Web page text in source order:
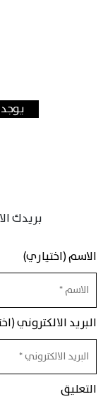
يوجد 0 تعليقات علي هذه المقالة
بريدك
الاسم (اختياري)
البريد الالكتروني
التعليق